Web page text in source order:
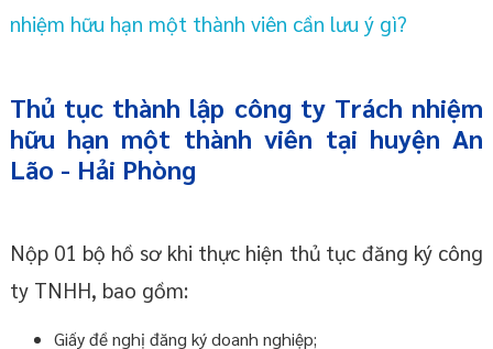
nhiệm hữu hạn một thành viên cần lưu ý gì?
Thủ tục thành lập công ty Trách nhiệm
hữu hạn một thành viên tại huyện An
Lão - Hải Phòng
Nộp 01 bộ hồ sơ khi thực hiện thủ tục đăng ký công
ty TNHH, bao gồm:
Giấy đề nghị đăng ký doanh nghiệp;